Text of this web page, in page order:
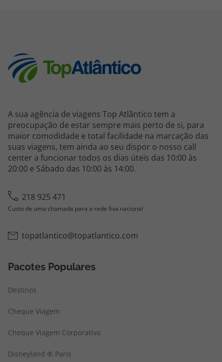
A sua agência de viagens Top Atlântico tem a
preocupação de estar sempre mais perto de si, para
maior comodidade e total facilidade na marcação das
suas viagens, tem ainda ao seu dispor o nosso call
center a funcionar todos os dias úteis das 10:00 às
20:00 e Sábado das 10:00 às 14:00.
218 925 471
Custo de uma chamada para a rede fixa nacional
topatlantico@topatlantico.com
Pacotes Populares
Destinos
Cheque Viagem
Cheque Viagem Corporativo
Disneyland ® Paris